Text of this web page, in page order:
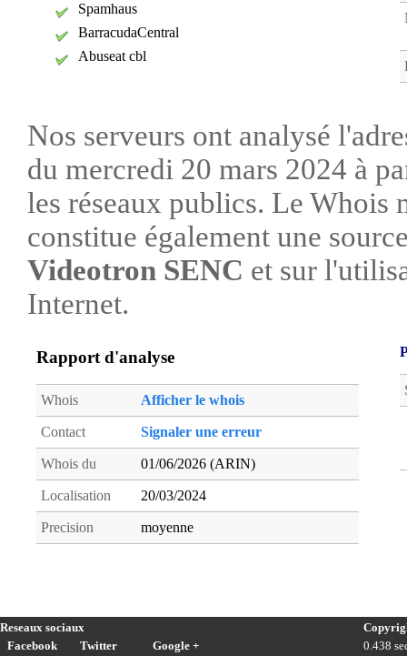
Spamhaus
BarracudaCentral
Abuseat cbl
Nos serveurs ont analysé
du mercredi 20 mars 2024 à
les réseaux publics. Le Whois
constitue également une
Videotron SENC et sur
Internet.
Rapport d'analyse
Whois Afficher le whois
Contact Signaler une erreur
Whois du 01/06/2026 (ARIN)
Localisation 20/03/2024
Precision moyenne
Reseaux sociaux
Facebook
Twitter Google +
0.438